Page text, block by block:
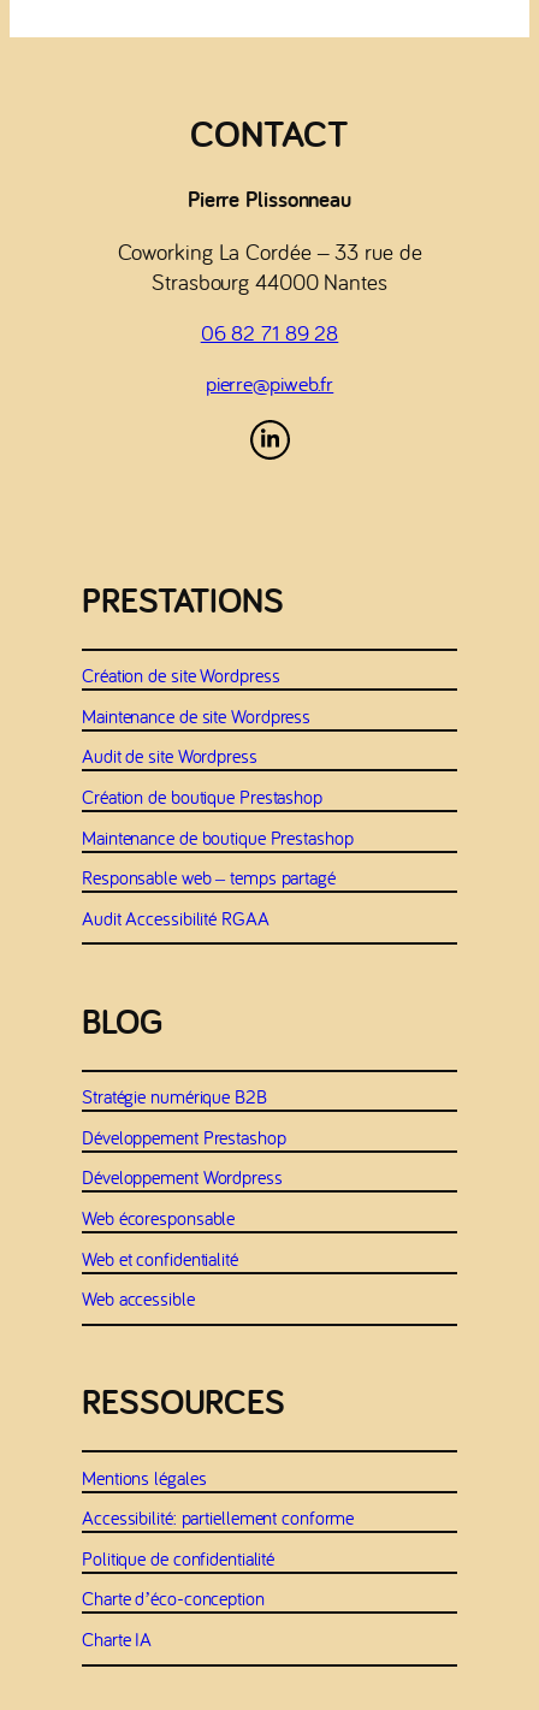
CONTACT
Pierre Plissonneau
Coworking La Cordée – 33 rue de
Strasbourg 44000 Nantes
06 82 71 89 28
pierre@piweb.fr
PRESTATIONS
Création de site Wordpress
Maintenance de site Wordpress
Audit de site Wordpress
Création de boutique Prestashop
Maintenance de boutique Prestashop
Responsable web – temps partagé
Audit Accessibilité RGAA
BLOG
Stratégie numérique B2B
Développement Prestashop
Développement Wordpress
Web écoresponsable
Web et confidentialité
Web accessible
RESSOURCES
Mentions légales
Accessibilité: partiellement conforme
Politique de confidentialité
Charte d’éco-conception
Charte IA